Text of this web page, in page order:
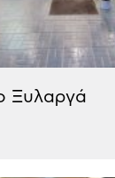
Ξυλαργά